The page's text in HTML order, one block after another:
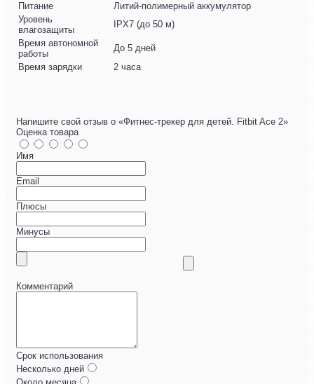
Питание
Литий-полимерный аккумулятор
Уровень
влагозащиты
IPX7 (до 50 м)
Время автономной
работы
До 5 дней
Время зарядки
2 часа
Напишите свой отзыв о «Фитнес-трекер для детей. Fitbit Ace 2»
Оценка товара
Имя
Email
Плюсы
Минусы
Комментарий
Срок использования
Несколько дней